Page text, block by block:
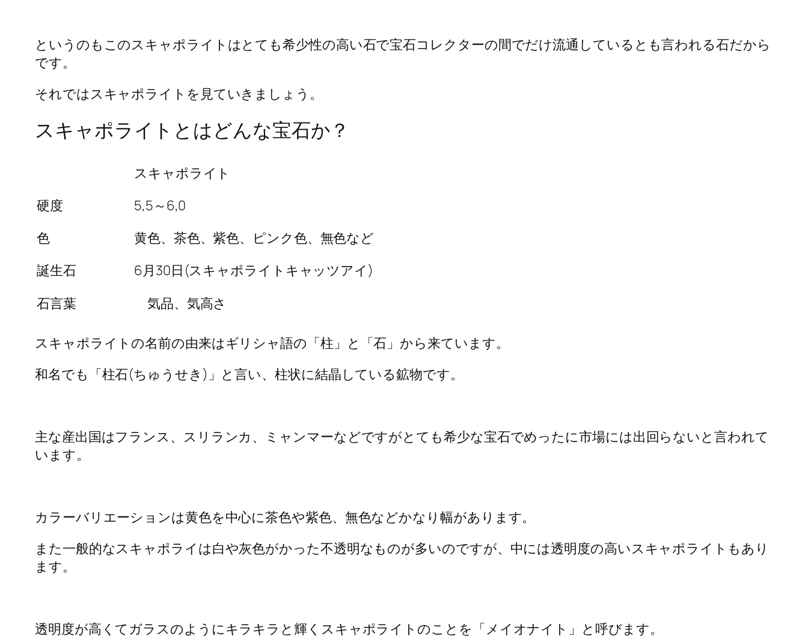
というのもこのスキャポライトはとても希少性の高い石で宝石コレクターの間でだけ流通しているとも言われる石だから
です。
それではスキャポライトを見ていきましょう。
スキャポライトとはどんな宝石か？
スキャポライト
硬度
5,5～6,0
色
黄色、茶色、紫色、ピンク色、無色など
誕生石
6月30日(スキャポライトキャッツアイ)
石言葉
気品、気高さ
スキャポライトの名前の由来はギリシャ語の「柱」と「石」から来ています。
和名でも「柱石(ちゅうせき)」と言い、柱状に結晶している鉱物です。
主な産出国はフランス、スリランカ、ミャンマーなどですがとても希少な宝石でめったに市場には出回らないと言われて
います。
カラーバリエーションは黄色を中心に茶色や紫色、無色などかなり幅があります。
また一般的なスキャポライは白や灰色がかった不透明なものが多いのですが、中には透明度の高いスキャポライトもあり
ます。
透明度が高くてガラスのようにキラキラと輝くスキャポライトのことを「メイオナイト」と呼びます。